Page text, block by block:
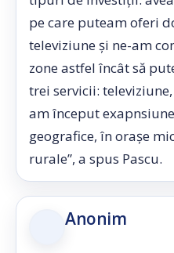
pe care puteam oferi
televiziune şi ne-am
zone astfel încât să
trei servicii:
am început
geografice, în oraşe
rurale”, a spus Pascu.
Anonim